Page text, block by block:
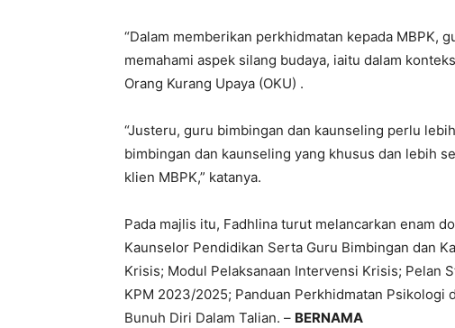
“Dalam memberikan perkhidmatan kepada MBPK,
memahami aspek silang budaya, iaitu dalam
Orang Kurang Upaya (OKU) .
“Justeru, guru bimbingan dan kaunseling perlu
bimbingan dan kaunseling yang khusus dan lebih
klien MBPK,” katanya.
Pada majlis itu, Fadhlina turut melancarkan enam
Kaunselor Pendidikan Serta Guru Bimbingan dan
Krisis; Modul Pelaksanaan Intervensi Krisis; Pelan
KPM 2023/2025; Panduan Perkhidmatan Psikologi
Bunuh Diri Dalam Talian. – BERNAMA